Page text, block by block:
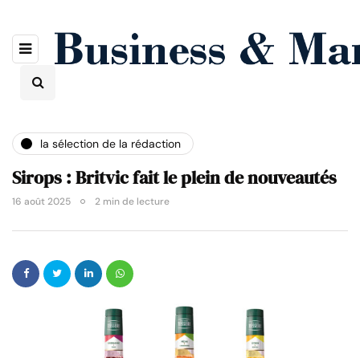
la sélection de la rédaction
Sirops : Britvic fait le plein de nouveautés
16 août 2025 2 min de lecture